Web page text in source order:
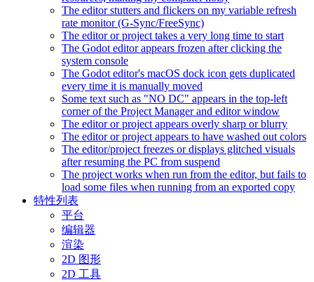
The editor stutters and flickers on my variable refresh
rate monitor (G-Sync/FreeSync)
The editor or project takes a very long time to start
The Godot editor appears frozen after clicking the
system console
The Godot editor's macOS dock icon gets duplicated
every time it is manually moved
Some text such as "NO DC" appears in the top-left
corner of the Project Manager and editor window
The editor or project appears overly sharp or blurry
The editor or project appears to have washed out colors
The editor/project freezes or displays glitched visuals
after resuming the PC from suspend
The project works when run from the editor, but fails to
load some files when running from an exported copy
特性列表
平台
编辑器
渲染
2D 图形
2D 工具